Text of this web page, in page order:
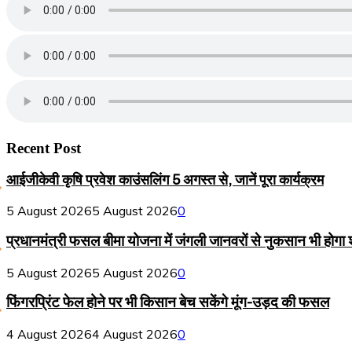
Recent Post
आईजीकेवी कृषि प्रवेश काउंसलिंग 5 अगस्त से, जानें पूरा कार्यक्रम
5 August 20265 August 20260
प्रधानमंत्री फसल बीमा योजना में जंगली जानवरों से नुकसान भी होगा
5 August 20265 August 20260
फिंगरप्रिंट फेल होने पर भी किसान बेच सकेंगे मूंग-उड़द की फसल
4 August 20264 August 20260